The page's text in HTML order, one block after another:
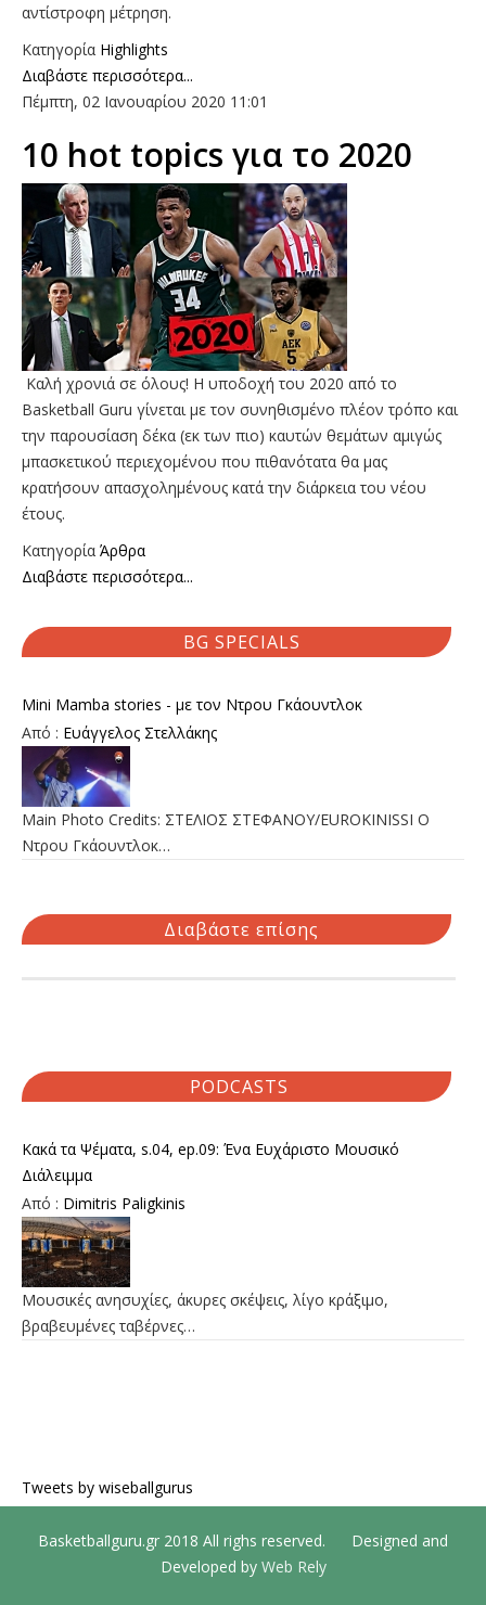
αντίστροφη μέτρηση.
Κατηγορία Highlights
Διαβάστε περισσότερα...
Πέμπτη, 02 Ιανουαρίου 2020 11:01
10 hot topics για το 2020
Καλή χρονιά σε όλους! Η υποδοχή του 2020 από το
Basketball Guru γίνεται με τον συνηθισμένο πλέον τρόπο και
την παρουσίαση δέκα (εκ των πιο) καυτών θεμάτων αμιγώς
μπασκετικού περιεχομένου που πιθανότατα θα μας
κρατήσουν απασχολημένους κατά την διάρκεια του νέου
έτους.
Κατηγορία Άρθρα
Διαβάστε περισσότερα...
BG SPECIALS
Mini Mamba stories - με τον Ντρου Γκάουντλοκ
Από : Ευάγγελος Στελλάκης
Main Photo Credits: ΣΤΕΛΙΟΣ ΣΤΕΦΑΝΟΥ/EUROKINISSI Ο
Ντρου Γκάουντλοκ…
Διαβάστε επίσης
PODCASTS
Κακά τα Ψέματα, s.04, ep.09: Ένα Ευχάριστο Μουσικό
Διάλειμμα
Από : Dimitris Paligkinis
Μουσικές ανησυχίες, άκυρες σκέψεις, λίγο κράξιμο,
βραβευμένες ταβέρνες…
Tweets by wiseballgurus
Basketballguru.gr 2018 All righs reserved. Designed and
Developed by Web Rely